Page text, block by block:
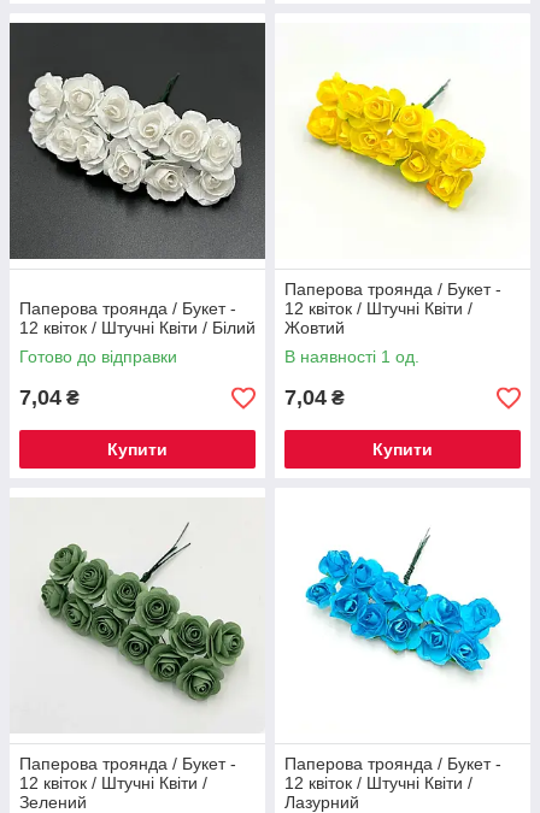
Паперова троянда / Букет -
12 квіток / Штучні Квіти / Білий
Готово до відправки
7,04 ₴
Купити
Паперова троянда / Букет -
12 квіток / Штучні Квіти /
Жовтий
В наявності 1 од.
7,04 ₴
Купити
Паперова троянда / Букет -
12 квіток / Штучні Квіти /
Зелений
Паперова троянда / Букет -
12 квіток / Штучні Квіти /
Лазурний